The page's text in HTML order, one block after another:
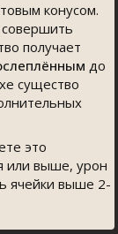
конусом.
получает
до
существо
это
или выше, урон
ячейки выше 2-